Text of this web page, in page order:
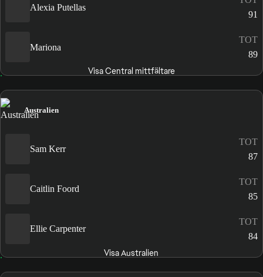
Alexia Putellas
91
Mariona
TOT
89
Visa Central mittfältare
Australien
Sam Kerr
TOT
87
Caitlin Foord
TOT
85
Ellie Carpenter
TOT
84
Visa Australien